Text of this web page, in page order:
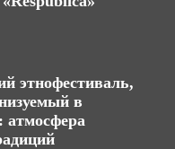
этнофестиваль,
в